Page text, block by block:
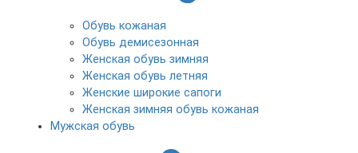
Обувь кожаная
Обувь демисезонная
Женская обувь зимняя
Женская обувь летняя
Женские широкие сапоги
Женская зимняя обувь кожаная
Мужская обувь